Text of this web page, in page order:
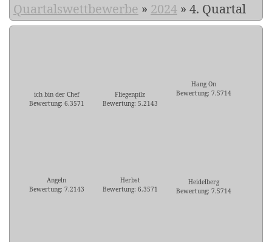
Quartalswettbewerbe » 2024 » 4. Quartal
ich bin der Chef
Bewertung: 6.3571
Fliegenpilz
Bewertung: 5.2143
Hang On
Bewertung: 7.5714
Angeln
Bewertung: 7.2143
Herbst
Bewertung: 6.3571
Heidelberg
Bewertung: 7.5714